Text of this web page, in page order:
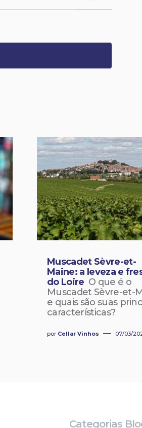
Muscadet Sèvre-et-
Maine: a leveza e
do Loire O que é o
Muscadet Sèvre-et-
e quais são suas
características?
por Cellar Vinhos 07/03/
Categorias